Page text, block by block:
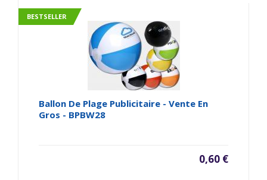
BESTSELLER
Ballon De Plage Publicitaire - Vente En
Gros - BPBW28
0,60 €